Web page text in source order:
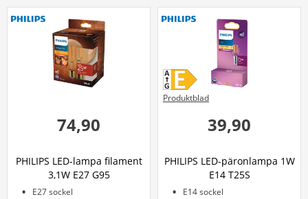
74,90
PHILIPS LED-lampa filament
3,1W E27 G95
E27 sockel
39,90
PHILIPS LED-päronlampa 1W
E14 T25S
E14 sockel
Produktblad